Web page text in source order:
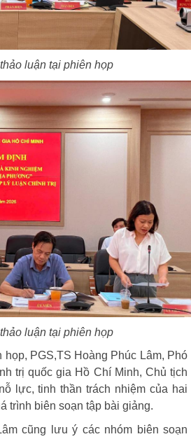
luận tại phiên họp
luận tại phiên họp
họp, PGS,TS Hoàng Phúc Lâm, Phó
trị quốc gia Hồ Chí Minh, Chủ tịch
lực, tinh thần trách nhiệm của hai
trình biên soạn tập bài giảng.
cũng lưu ý các nhóm biên soạn